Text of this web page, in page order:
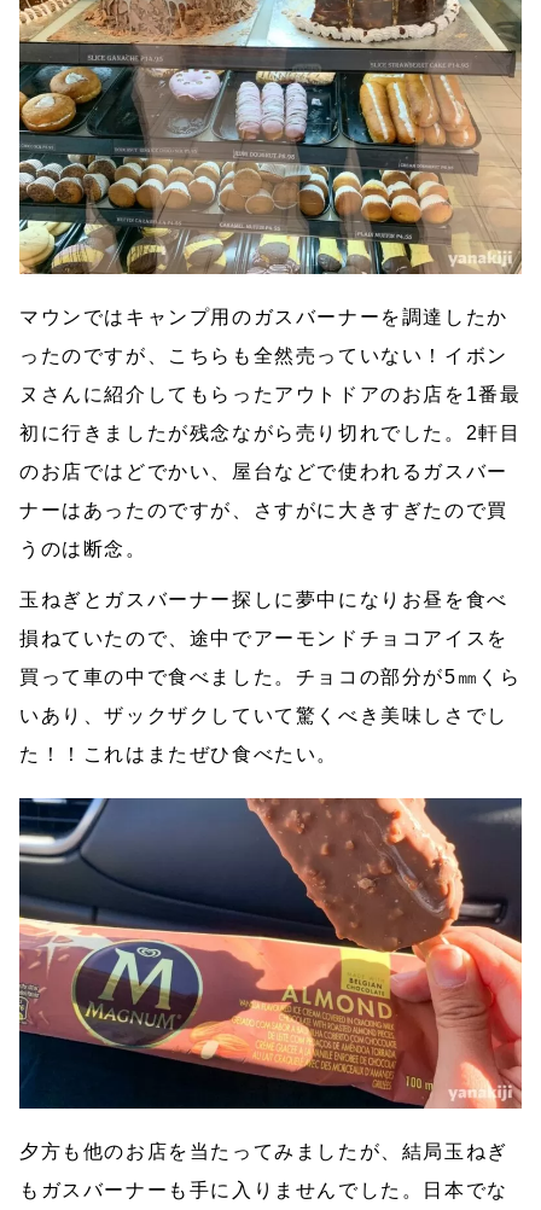
マウンではキャンプ用のガスバーナーを調達したか
ったのですが、こちらも全然売っていない！イボン
ヌさんに紹介してもらったアウトドアのお店を1番最
初に行きましたが残念ながら売り切れでした。2軒目
のお店ではどでかい、屋台などで使われるガスバー
ナーはあったのですが、さすがに大きすぎたので買
うのは断念。
玉ねぎとガスバーナー探しに夢中になりお昼を食べ
損ねていたので、途中でアーモンドチョコアイスを
買って車の中で食べました。チョコの部分が5㎜くら
いあり、ザックザクしていて驚くべき美味しさでし
た！！これはまたぜひ食べたい。
夕方も他のお店を当たってみましたが、結局玉ねぎ
もガスバーナーも手に入りませんでした。日本でな